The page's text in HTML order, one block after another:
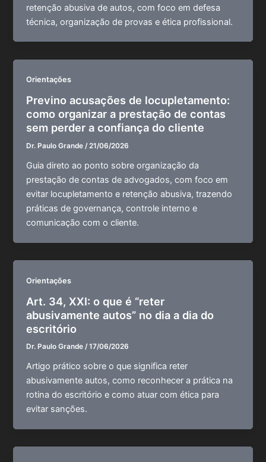
retenção abusiva de autos, com foco em defesa
técnica, organização de provas e ética profissional.
Orientações
Previno acusações de locupletamento:
como organizar a prestação de contas
sem perder a confiança do cliente
Dr. Paulo Grande/21/06/2026
Guia direto ao ponto sobre organização da
prestação de contas de advogados, com foco em
evitar locupletamento e retenção abusiva, trazendo
práticas de governança, controle interno e
comunicação com o cliente.
Orientações
Art. 34, XXI: o que é “reter
abusivamente autos” no dia a dia do
escritório
Dr. Paulo Grande/17/06/2026
Artigo prático sobre o que significa reter
abusivamente autos, como reconhecer a prática na
rotina do escritório e como atuar com ética para
evitar sanções.